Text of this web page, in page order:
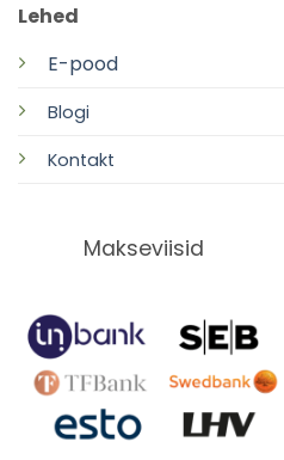
Lehed
E-pood
Blogi
Kontakt
Makseviisid